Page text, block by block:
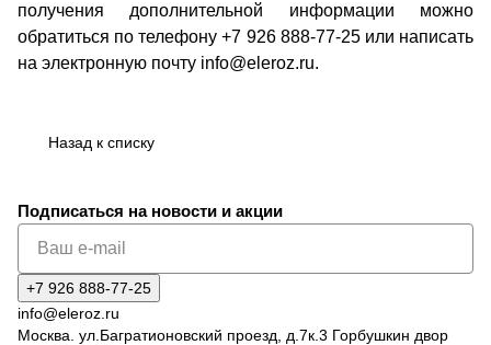
получения дополнительной информации можно
обратиться по телефону +7 926 888-77-25 или написать
на электронную почту info@eleroz.ru.
Назад к списку
Подписаться на новости и акции
+7 926 888-77-25
info@eleroz.ru
Москва. ул.Багратионовский проезд, д.7к.3 Горбушкин двор